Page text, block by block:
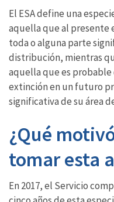
El ESA define una
aquella que al presente
toda o alguna parte
distribución, mientras
aquella que es
extinción en un futuro
significativa de su área
¿Qué
tomar esta
En 2017, el Servicio